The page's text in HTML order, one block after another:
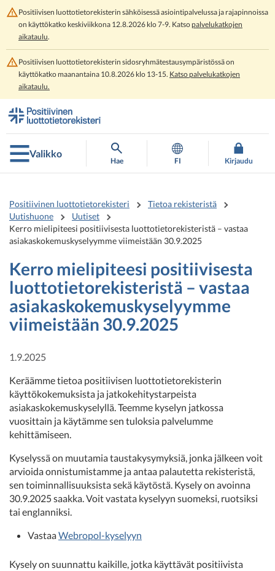
Positiivisen luottotietorekisterin sähköisessä asiointipalvelussa ja rajapinnoissa
on käyttökatko keskiviikkona 12.8.2026 klo 7-9. Katsopalvelukatkojen
aikataulu.
Positiivisen luottotietorekisterin sidosryhmätestausympäristössä on
käyttökatko maanantaina 10.8.2026 klo 13-15. Katso palvelukatkojen
aikataulu.
Siirry
suoraan
sisältöön
Siirry
koko
sivuston
hakuun
Valikko
Hae FI Kirjaudu
Positiivinen luottotietorekisteri
Tietoa rekisteristä
Uutishuone
Uutiset
Kerro mielipiteesi positiivisesta luottotietorekisteristä – vastaa
asiakaskokemuskyselyymme viimeistään 30.9.2025
Kerro mielipiteesi positiivisesta
luottotietorekisteristä – vastaa
asiakaskokemuskyselyymme
viimeistään 30.9.2025
1.9.2025
Keräämme tietoa positiivisen luottotietorekisterin
käyttökokemuksista ja jatkokehitystarpeista
asiakaskokemuskyselyllä. Teemme kyselyn jatkossa
vuosittain ja käytämme sen tuloksia palvelumme
kehittämiseen.
Kyselyssä on muutamia taustakysymyksiä, jonka jälkeen voit
arvioida onnistumistamme ja antaa palautetta rekisteristä,
sen toiminnallisuuksista sekä käytöstä. Kysely on avoinna
30.9.2025 saakka. Voit vastata kyselyyn suomeksi, ruotsiksi
tai englanniksi.
VastaaWebropol-kyselyyn
Kysely on suunnattu kaikille, jotka käyttävät positiivista